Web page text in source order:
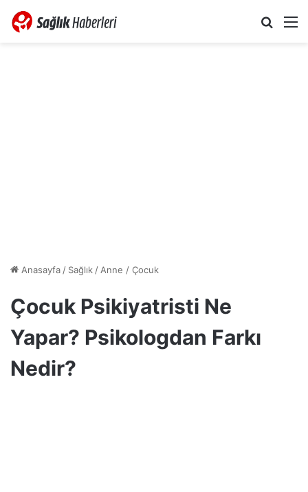
Anasayfa/ Sağlık/Anne / Çocuk
Çocuk Psikiyatristi Ne
Yapar? Psikologdan Farkı
Nedir?